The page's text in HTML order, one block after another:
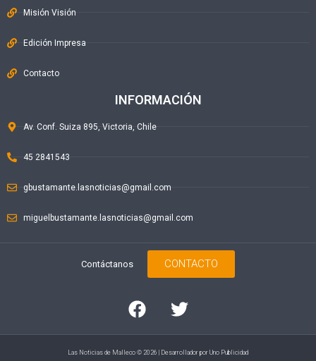
Misión Visión
Edición Impresa
Contacto
INFORMACIÓN
Av. Conf. Suiza 895, Victoria, Chile
45 2841543
gbustamante.lasnoticias@gmail.com
miguelbustamante.lasnoticias@gmail.com
Contáctanos CONTACTO
Las Noticias de Malleco © 2026 | Desarrollador por Uno Publicidad